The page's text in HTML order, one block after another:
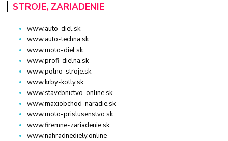
STROJE, ZARIADENIE
www.auto-diel.sk
www.auto-techna.sk
www.moto-diel.sk
www.profi-dielna.sk
www.polno-stroje.sk
www.krby-kotly.sk
www.stavebnictvo-online.sk
www.maxiobchod-naradie.sk
www.moto-prislusenstvo.sk
www.firemne-zariadenie.sk
www.nahradnediely.online